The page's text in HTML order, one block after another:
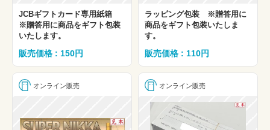
事前予約可能商品
大特価
その他
国内航空券・新幹線・夜行バスなど旅行商品
JCBギフトカード専用紙箱
※贈答用に商品をギフト包装
いたします。
販売価格 : 150円
ラッピング包装 ※贈答用に
商品をギフト包装いたしま
す。
販売価格 : 110円
オンライン販売 オンライン販売